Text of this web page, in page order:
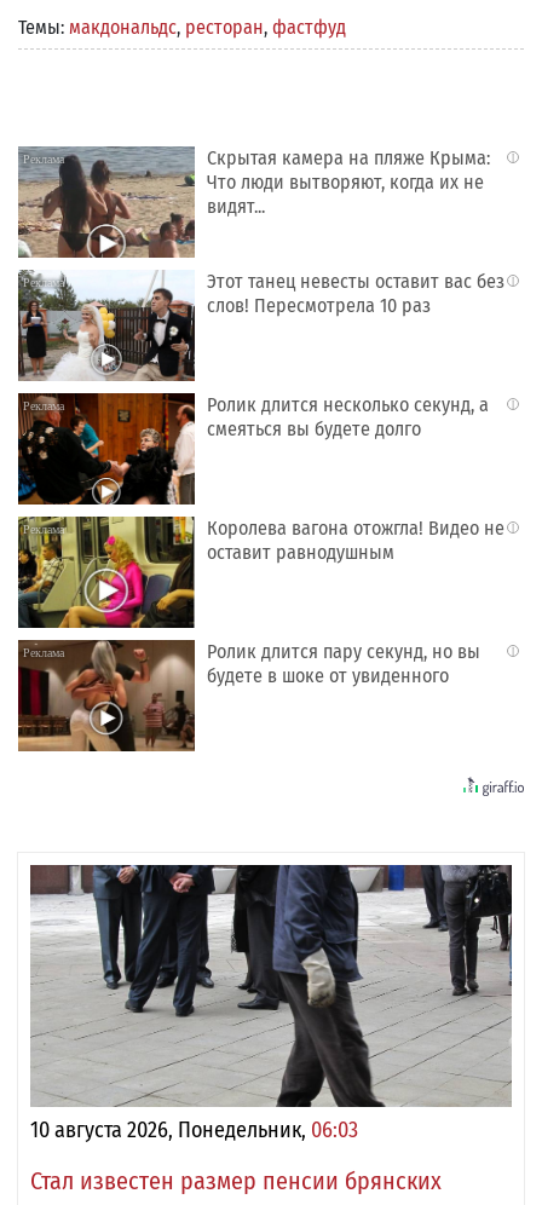
Темы: макдональдс, ресторан, фастфуд
i
Скрытая камера на пляже Крыма:
Что люди вытворяют, когда их не
видят...
i
Этот танец невесты оставит вас без
слов! Пересмотрела 10 раз
i
Ролик длится несколько секунд, а
смеяться вы будете долго
i
Королева вагона отожгла! Видео не
оставит равнодушным
i
Ролик длится пару секунд, но вы
будете в шоке от увиденного
10 августа 2026, Понедельник, 06:03
Стал известен размер пенсии брянских